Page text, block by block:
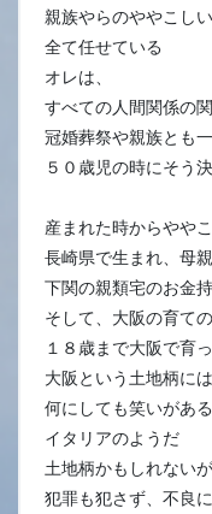
親族やらのややこし
全て任せている
オレは、
すべての人間関係の
冠婚葬祭や親族とも
５０歳児の時にそう
産まれた時からやや
長崎県で生まれ、母
下関の親類宅のお金
そして、大阪の育て
１８歳まで大阪で育
大阪という土地柄には
何にしても笑いがある
イタリアのようだ
土地柄かもしれないが
犯罪も犯さず、不良